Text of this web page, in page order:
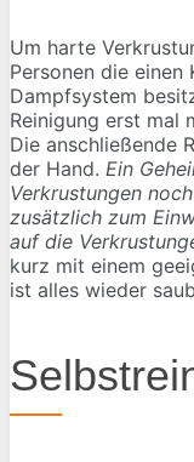
Um harte
Personen die
Dampfsystem
Reinigung erst mal
Die anschließende
der Hand. Ein
Verkrustungen
zusätzlich zum
auf die
kurz mit einem
ist alles wieder